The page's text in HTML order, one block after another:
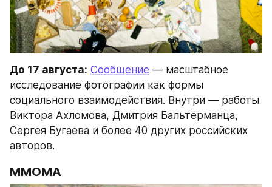
До 17 августа: Сообщение — масштабное
исследование фотографии как формы
социального взаимодействия. Внутри — работы
Виктора Ахломова, Дмитрия Бальтерманца,
Сергея Бугаева и более 40 других российских
авторов.
ММОМА